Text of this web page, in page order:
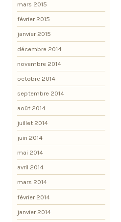
mars 2015
février 2015
janvier 2015
décembre 2014
novembre 2014
octobre 2014
septembre 2014
août 2014
juillet 2014
juin 2014
mai 2014
avril 2014
mars 2014
février 2014
janvier 2014